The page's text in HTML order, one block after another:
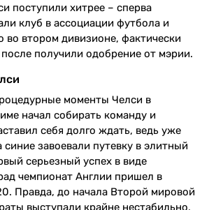
поступили хитрее – сперва
клуб в ассоциации футбола и
во втором дивизионе, фактически
получили одобрение от мэрии.
моменты Челси в
начал собирать команду и
себя долго ждать, ведь уже
синие завоевали путевку в элитный
серьезный успех в виде
чемпионат Англии пришел в
Правда, до начала Второй мировой
выступали крайне нестабильно,